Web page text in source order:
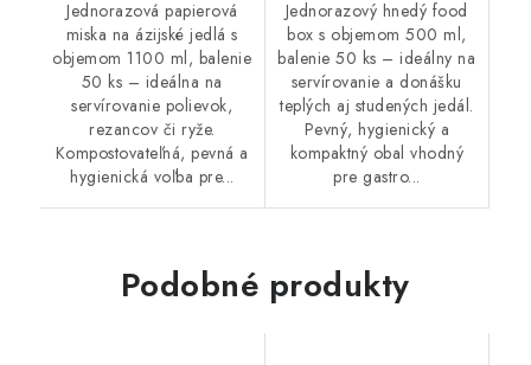
Jednorazová papierová
miska na ázijské jedlá s
objemom 1100 ml, balenie
50 ks – ideálna na
servírovanie polievok,
rezancov či ryže.
Kompostovateľná, pevná a
hygienická voľba pre...
Jednorazový hnedý food
box s objemom 500 ml,
balenie 50 ks – ideálny na
servírovanie a donášku
teplých aj studených jedál.
Pevný, hygienický a
kompaktný obal vhodný
pre gastro...
Podobné produkty